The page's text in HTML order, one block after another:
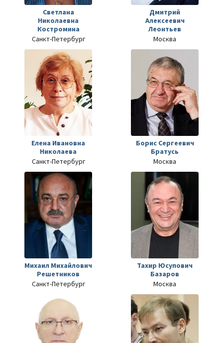
Светлана
Николаевна
Костромина
Санкт-Петербург
Дмитрий
Алексеевич
Леонтьев
Москва
Елена Ивановна
Николаева
Санкт-Петербург
Борис Сергеевич
Братусь
Москва
Михаил Михайлович
Решетников
Санкт-Петербург
Тахир Юсупович
Базаров
Москва